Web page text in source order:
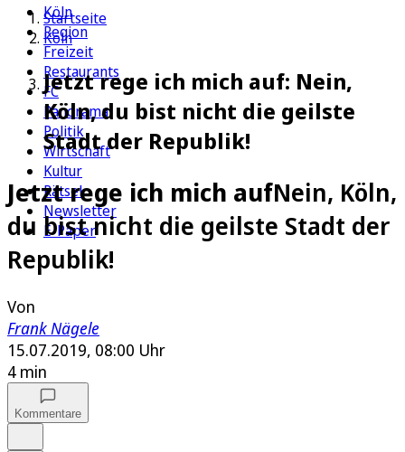
Köln
Region
Freizeit
Restaurants
FC
Panorama
Politik
Wirtschaft
Kultur
Rätsel
Newsletter
E-Paper
Startseite
Köln
Jetzt rege ich mich auf: Nein,
Köln, du bist nicht die geilste
Stadt der Republik!
Jetzt rege ich mich aufNein, Köln,
du bist nicht die geilste Stadt der
Republik!
Von
Frank Nägele
15.07.2019, 08:00 Uhr
4 min
Kommentare